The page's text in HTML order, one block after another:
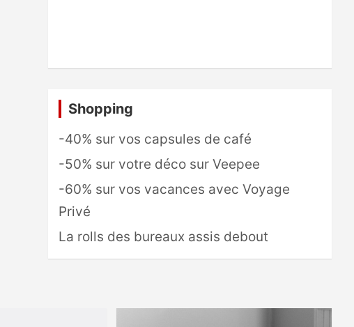
Shopping
-40% sur vos capsules de café
-50% sur votre déco sur Veepee
-60% sur vos vacances avec Voyage
Privé
La rolls des bureaux assis debout